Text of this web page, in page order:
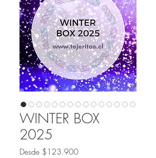
WINTER BOX
2025
Desde $123.900Precio de oferta